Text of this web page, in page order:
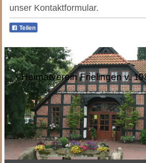
unser Kontaktformular.
Teilen
Heimatverein Frielingen v.